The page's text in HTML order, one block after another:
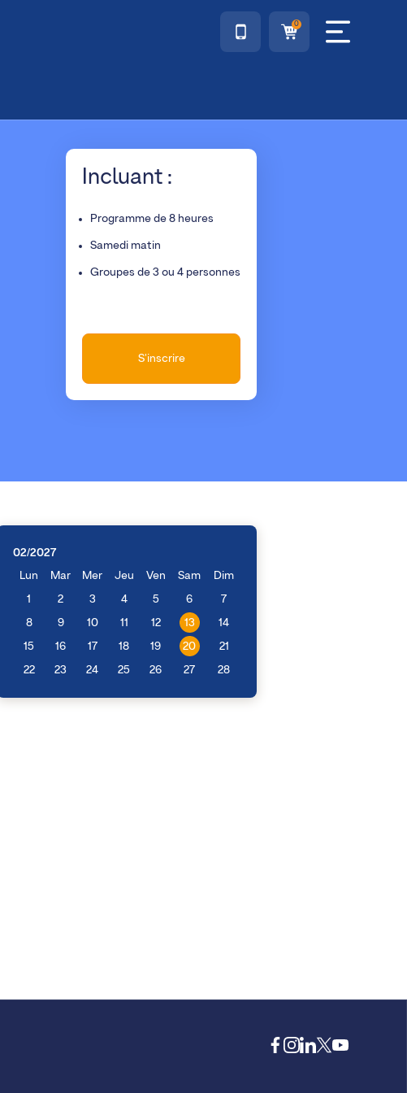
0
Incluant :
Programme de 8 heures
Samedi matin
Groupes de 3 ou 4 personnes
S'inscrire
02/2027
Lun
Mar Mer Jeu Ven Sam Dim
1 2 3 4 5 6 7
8 9 10 11 12 13 14
15 16 17 18 19 20 21
22 23 24 25 26 27 28